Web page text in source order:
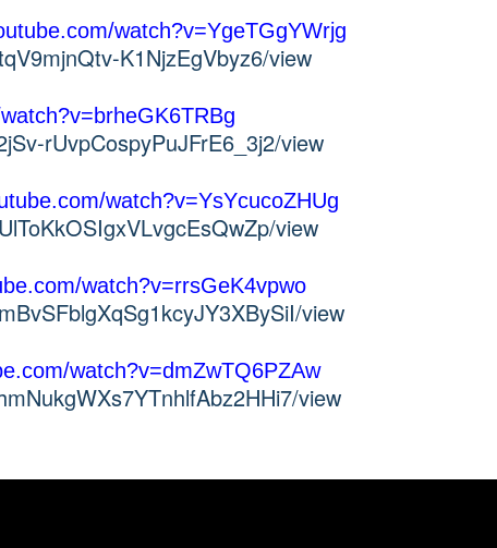
watch?v=YgeTGgYWrjg
K1NjzEgVbyz6/view
rUvpCospyPuJFrE6_3j2/view
watch?v=YsYcucoZHUg
view
watch?v=rrsGeK4vpwo
view
watch?v=dmZwTQ6PZAw
view